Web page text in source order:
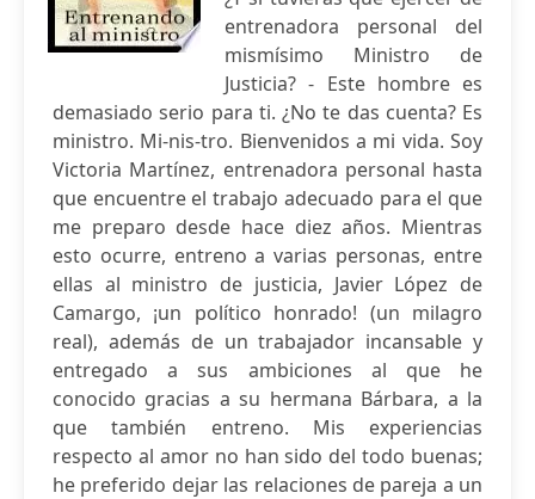
entrenadora personal del
mismísimo Ministro de
Justicia? - Este hombre es
demasiado serio para ti. ¿No te das cuenta? Es
ministro. Mi-nis-tro. Bienvenidos a mi vida. Soy
Victoria Martínez, entrenadora personal hasta
que encuentre el trabajo adecuado para el que
me preparo desde hace diez años. Mientras
esto ocurre, entreno a varias personas, entre
ellas al ministro de justicia, Javier López de
Camargo, ¡un político honrado! (un milagro
real), además de un trabajador incansable y
entregado a sus ambiciones al que he
conocido gracias a su hermana Bárbara, a la
que también entreno. Mis experiencias
respecto al amor no han sido del todo buenas;
he preferido dejar las relaciones de pareja a un